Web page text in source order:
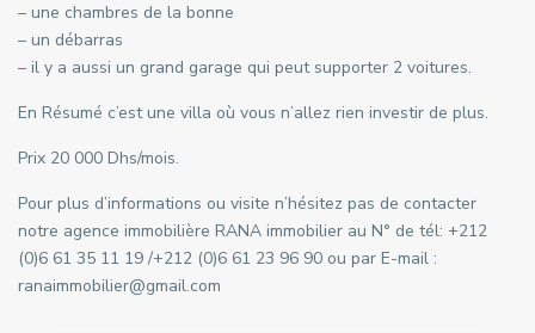
– une chambres de la bonne
– un débarras
– il y a aussi un grand garage qui peut supporter 2 voitures.
En Résumé c’est une villa où vous n’allez rien investir de plus.
Prix 20 000 Dhs/mois.
Pour plus d’informations ou visite n’hésitez pas de contacter
notre agence immobilière RANA immobilier au N° de tél: +212
(0)6 61 35 11 19 /+212 (0)6 61 23 96 90 ou par E-mail :
ranaimmobilier@gmail.com